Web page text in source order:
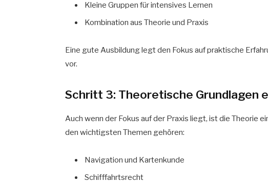
Kleine Gruppen für intensives Lernen
Kombination aus Theorie und Praxis
Eine gute Ausbildung legt den Fokus auf praktische
vor.
Schritt 3: Theoretische Grundlagen
Auch wenn der Fokus auf der Praxis liegt, ist die Theorie
den wichtigsten Themen gehören:
Navigation und Kartenkunde
Schifffahrtsrecht